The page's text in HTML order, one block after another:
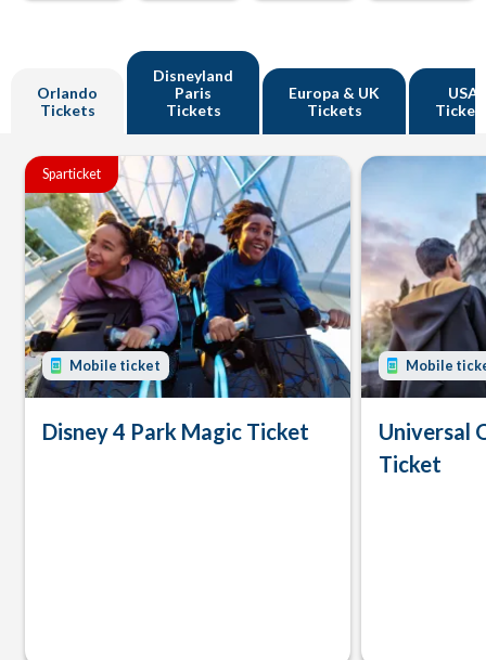
Orlando
Tickets
Disneyland
Paris
Tickets
Europa & UK
Tickets
USA
Sparticket
Mobile ticket
Disney 4 Park Magic Ticket
Mobile
Universal
Ticket